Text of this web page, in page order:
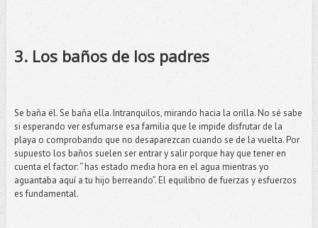
3. Los baños de los padres
Se baña él. Se baña ella. Intranquilos, mirando hacia la orilla. No sé sabe
si esperando ver esfumarse esa familia que le impide disfrutar de la
playa o comprobando que no desaparezcan cuando se de la vuelta. Por
supuesto los baños suelen ser entrar y salir porque hay que tener en
cuenta el factor: “ has estado media hora en el agua mientras yo
aguantaba aquí a tu hijo berreando”. El equilibrio de fuerzas y esfuerzos
es fundamental.